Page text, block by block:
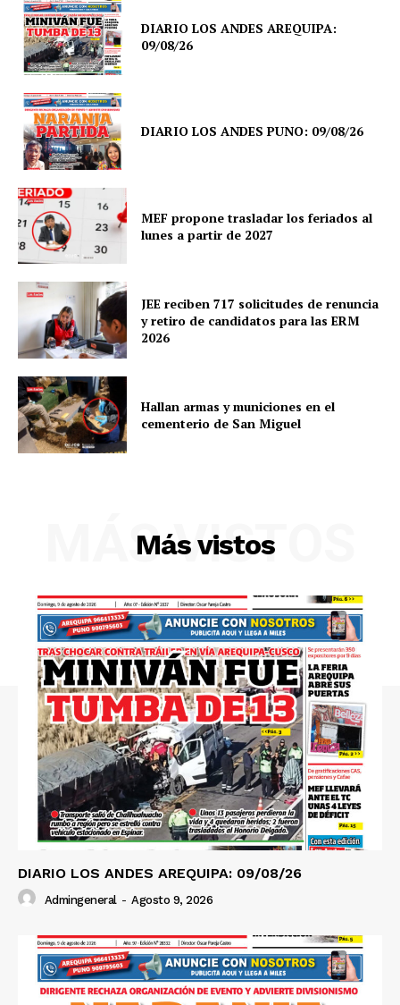
Diario los Andes
DIARIO LOS ANDES AREQUIPA:
09/08/26
DIARIO LOS ANDES PUNO: 09/08/26
MEF propone trasladar los feriados al
lunes a partir de 2027
JEE reciben 717 solicitudes de renuncia
y retiro de candidatos para las ERM
2026
Hallan armas y municiones en el
cementerio de San Miguel
Más vistos
MÁS VISTOS
DIARIO LOS ANDES AREQUIPA: 09/08/26
Admingeneral - Agosto 9, 2026